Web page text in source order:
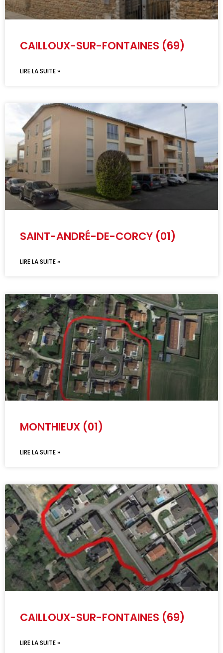
CAILLOUX-SUR-FONTAINES (69)
LIRE LA SUITE »
SAINT-ANDRÉ-DE-CORCY (01)
LIRE LA SUITE »
MONTHIEUX (01)
LIRE LA SUITE »
CAILLOUX-SUR-FONTAINES (69)
LIRE LA SUITE »